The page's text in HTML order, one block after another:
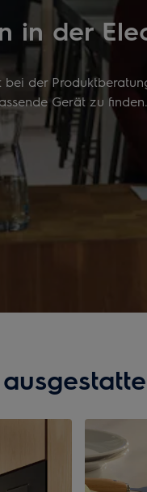
in der
bei der
Gerät zu finden.